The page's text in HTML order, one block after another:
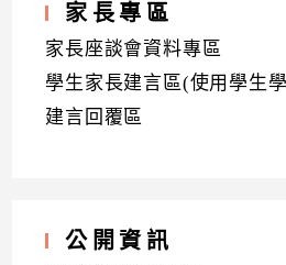
家長專區
家長座談會資料專區
學生家長建言區(使用學生
建言回覆區
公開資訊